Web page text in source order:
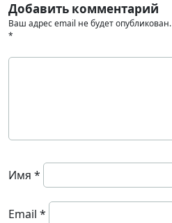
Добавить комментарий
Ваш адрес email не будет опубликован.
*
Имя *
Email *